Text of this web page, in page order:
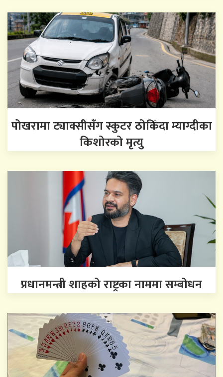
पोखरामा ट्याक्सीसँग स्कुटर ठोकिँदा म्याग्दीका
किशोरको मृत्यु
प्रधानमन्त्री शाहको राष्ट्रका नाममा सम्बोधन